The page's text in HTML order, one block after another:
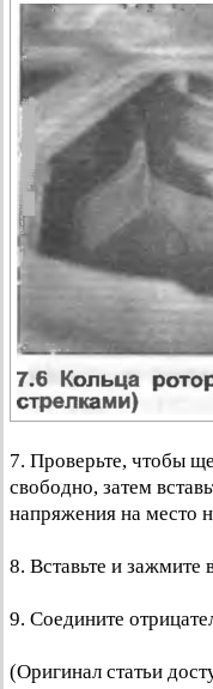
7. Проверьте, чтобы
свободно, затем
напряжения на место
8. Вставьте и зажмите
9. Соедините
(Оригинал статьи